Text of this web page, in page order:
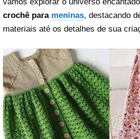
crochê para meninas, destacando
materiais até os detalhes de sua